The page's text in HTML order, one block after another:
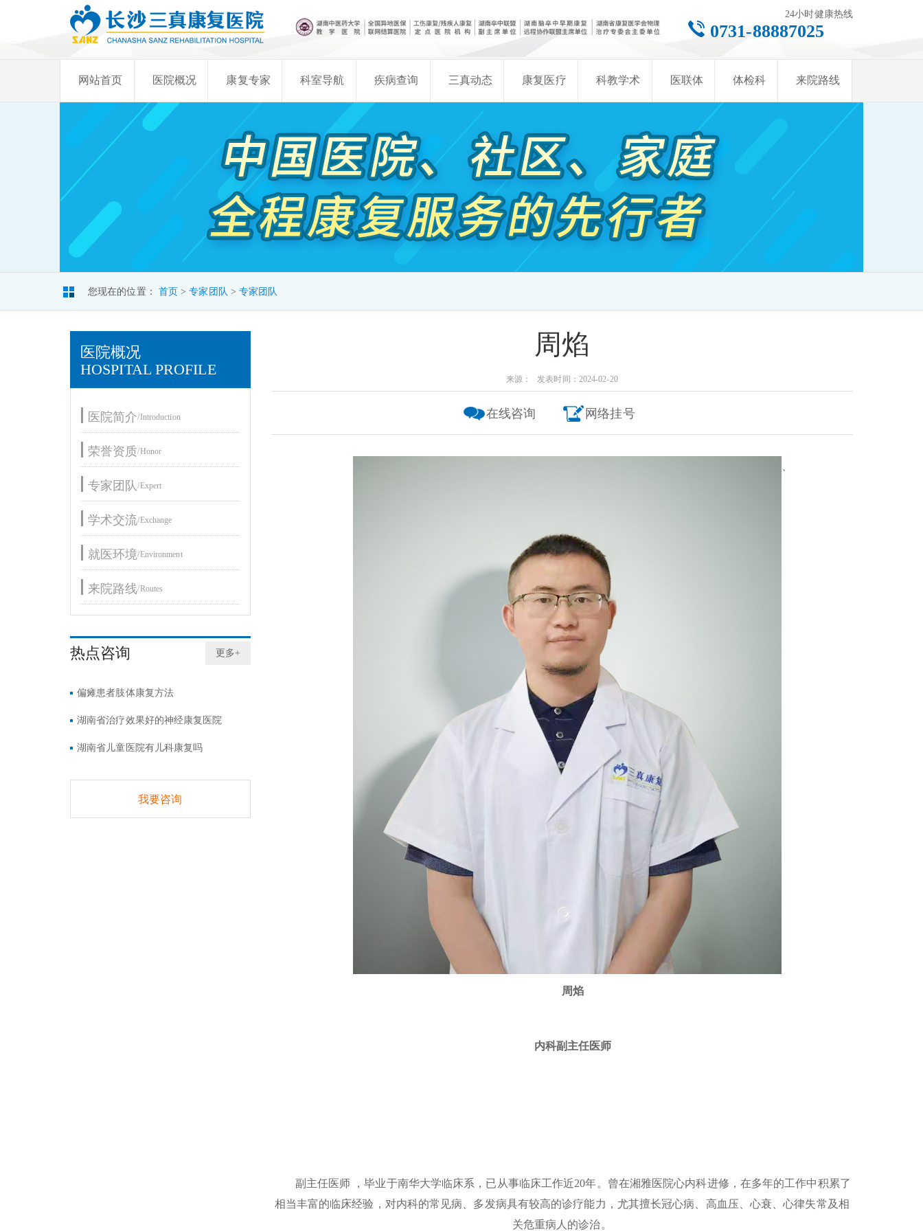
24小时健康热线
0731-88887025
网站首页 医院概况 康复专家 科室导航 疾病查询 三真动态 康复医疗 科教学术 医联体 体检科 来院路线
您现在的位置： 首页 >专家团队 >专家团队
医院概况
HOSPITAL PROFILE
医院简介/Introduction
荣誉资质/Honor
专家团队/Expert
学术交流/Exchange
就医环境/Environment
来院路线/Routes
热点咨询 更多+
偏瘫患者肢体康复方法
湖南省治疗效果好的神经康复医院
湖南省儿童医院有儿科康复吗
我要咨询
周焰
来源： 发表时间：2024-02-20
在线咨询 网络挂号
周焰
内科副主任医师
副主任医师 ，毕业于南华大学临床系，已从事临床工作近20年。曾在湘雅医院心内科进修，在多年的工作中积累了
相当丰富的临床经验，对内科的常见病、多发病具有较高的诊疗能力，尤其擅长冠心病、高血压、心衰、心律失常及相
关危重病人的诊治。